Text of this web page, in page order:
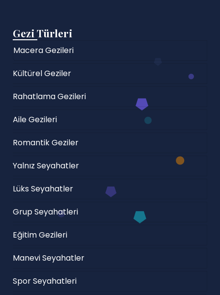
Gezi Türleri
Macera Gezileri
Kültürel Geziler
Rahatlama Gezileri
Aile Gezileri
Romantik Geziler
Yalnız Seyahatler
Lüks Seyahatler
Grup Seyahatleri
Eğitim Gezileri
Manevi Seyahatler
Spor Seyahatleri